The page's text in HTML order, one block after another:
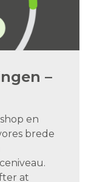
–
en
brede
at